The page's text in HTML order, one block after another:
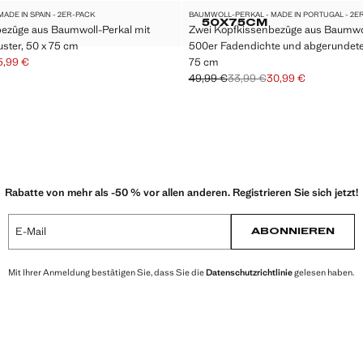
PASPELIERUNG 45X45 CMAUS BAUMWOLL-PERKAL MIT
IN SPAIN - 2ER-PACK
aus Baumwoll-Perkal mit
50 x 75 cm
[39,99 € ]
[26,99 € ]
€ ]
€
Größen
50X75CM
ZWEI
BAUMWOLL-PERKAL - MADE IN PORTUGAL -
Zwei Kopfkissenbezüge aus
500er Fadendichte und
75 cm
Ausgangspreis durchgestrichen
49,99 €
Zweiter Preis durchgestrichen
33,99 €
Aktueller Preis [30,99 € ]
30,99 €
Rabatte von mehr als -50 % vor allen anderen. Registrieren Sie sich jetzt!
E-Mail ABONNIEREN
Mit Ihrer Anmeldung bestätigen Sie, dass Sie dieDatenschutzrichtliniegelesen haben.